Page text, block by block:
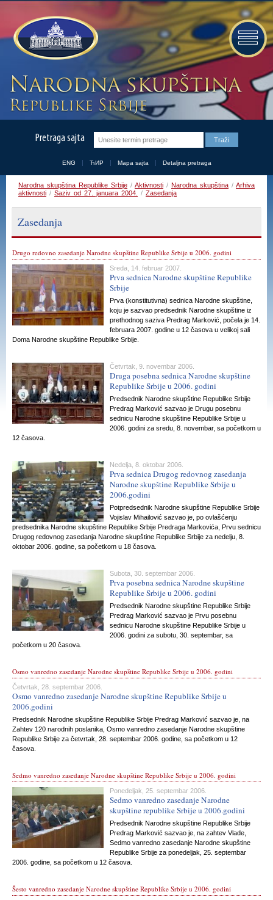
Pretraga sajta
ENG ЋИР Mapa sajta Detaljna pretraga
Narodna skupština Republike Srbije / Aktivnosti / Narodna skupština / Arhiva
aktivnosti / Saziv od 27. januara 2004. / Zasedanja
Zasedanja
Drugo redovno zasedanje Narodne skupštine Republike Srbije u 2006. godini
Sreda, 14. februar 2007.
Prva sednica Narodne skupštine Republike
Srbije
Prva (konstitutivna) sednica Narodne skupštine,
koju je sazvao predsednik Narodne skupštine iz
prethodnog saziva Predrag Marković, počela je 14.
februara 2007. godine u 12 časova u velikoj sali
Doma Narodne skupštine Republike Srbije.
Četvrtak, 9. novembar 2006.
Druga posebna sednica Narodne skupštine
Republike Srbije u 2006. godini
Predsednik Narodne skupštine Republike Srbije
Predrag Marković sazvao je Drugu posebnu
sednicu Narodne skupštine Republike Srbije u
2006. godini za sredu, 8. novembar, sa početkom u
12 časova.
Nedelja, 8. oktobar 2006.
Prva sednica Drugog redovnog zasedanja
Narodne skupštine Republike Srbije u
2006.godini
Potpredsednik Narodne skupštine Republike Srbije
Vojislav Mihailović sazvao je, po ovlašćenju
predsednika Narodne skupštine Republike Srbije Predraga Markovića, Prvu sednicu
Drugog redovnog zasedanja Narodne skupštine Republike Srbije za nedelju, 8.
oktobar 2006. godine, sa početkom u 18 časova.
Subota, 30. septembar 2006.
Prva posebna sednica Narodne skupštine
Republike Srbije u 2006. godini
Predsednik Narodne skupštine Republike Srbije
Predrag Marković sazvao je Prvu posebnu
sednicu Narodne skupštine Republike Srbije u
2006. godini za subotu, 30. septembar, sa
početkom u 20 časova.
Osmo vanredno zasedanje Narodne skupštine Republike Srbije u 2006. godini
Četvrtak, 28. septembar 2006.
Osmo vanredno zasedanje Narodne skupštine Republike Srbije u
2006.godini
Predsednik Narodne skupštine Republike Srbije Predrag Marković sazvao je, na
Zahtev 120 narodnih poslanika, Osmo vanredno zasedanje Narodne skupštine
Republike Srbije za četvrtak, 28. septembar 2006. godine, sa početkom u 12
časova.
Sedmo vanredno zasedanje Narodne skupštine Republike Srbije u 2006. godini
Ponedeljak, 25. septembar 2006.
Sedmo vanredno zasedanje Narodne
skupštine republike Srbije u 2006.godini
Predsednik Narodne skupštine Republike Srbije
Predrag Marković sazvao je, na zahtev Vlade,
Sedmo vanredno zasedanje Narodne skupštine
Republike Srbije za ponedeljak, 25. septembar
2006. godine, sa početkom u 12 časova.
Šesto vanredno zasedanje Narodne skupštine Republike Srbije u 2006. godini